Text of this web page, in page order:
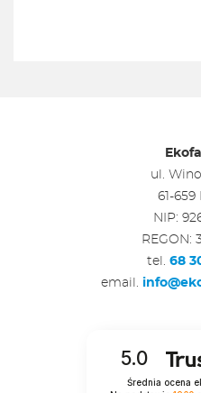
ul.
61-659
NIP:
REGON:
tel. 68
email.
5.0
Średnia ocena